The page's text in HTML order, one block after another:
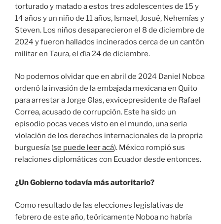
torturado y matado a estos tres adolescentes de 15 y
14 años y un niño de 11 años, Ismael, Josué, Nehemías y
Steven. Los niños desaparecieron el 8 de diciembre de
2024 y fueron hallados incinerados cerca de un cantón
militar en Taura, el día 24 de diciembre.
No podemos olvidar que en abril de 2024 Daniel Noboa
ordenó la invasión de la embajada mexicana en Quito
para arrestar a Jorge Glas, exvicepresidente de Rafael
Correa, acusado de corrupción. Este ha sido un
episodio pocas veces visto en el mundo, una seria
violación de los derechos internacionales de la propria
burguesía (se puede leer acá). México rompió sus
relaciones diplomáticas con Ecuador desde entonces.
¿Un Gobierno todavía más autoritario?
Como resultado de las elecciones legislativas de
febrero de este año, teóricamente Noboa no habría